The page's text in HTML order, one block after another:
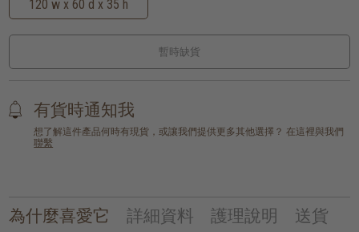
120 w x 60 d x 35 h
暫時缺貨
有貨時通知我
想了解這件產品何時有現貨，或讓我們提供更多其他選擇？ 在這裡與我們
聯繫
為什麼喜愛它 詳細資料 護理說明 送貨